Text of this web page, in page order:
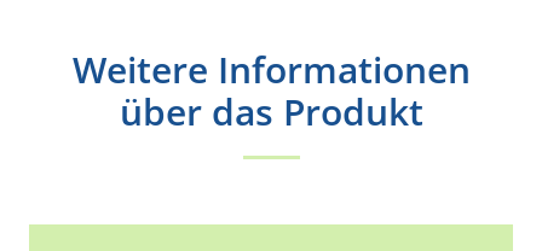
Weitere Informationen
über das Produkt